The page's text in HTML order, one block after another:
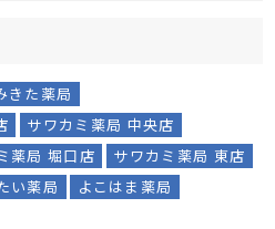
きた薬局
サワカミ薬局 中央店
薬局 堀口店
サワカミ薬局 東店
い薬局
よこはま薬局